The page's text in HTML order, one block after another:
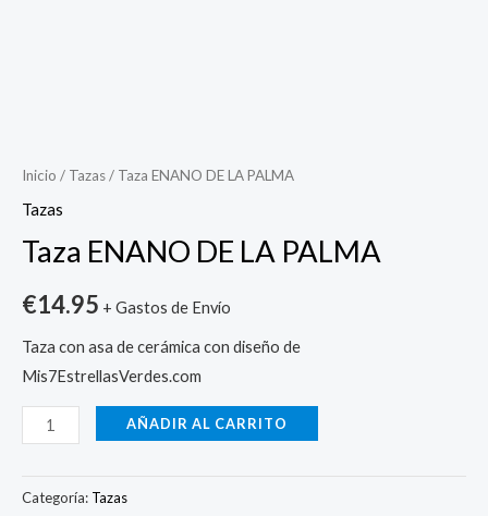
Inicio / Tazas/ Taza ENANO DE LA PALMA
Tazas
Taza ENANO DE LA PALMA
€14.95 + Gastos de Envío
Taza con asa de cerámica con diseño de
Mis7EstrellasVerdes.com
DE
LA
cantidad
AÑADIR AL CARRITO
Categoría: Tazas